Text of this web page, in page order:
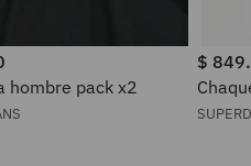
para hombre pack x2
$ 849.